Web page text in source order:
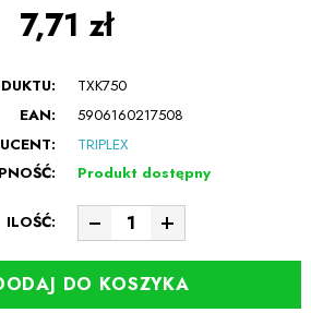
7,71 zł
TXK750
EAN:
5906160217508
TRIPLEX
Produkt dostępny
ILOŚĆ:
DO KOSZYKA